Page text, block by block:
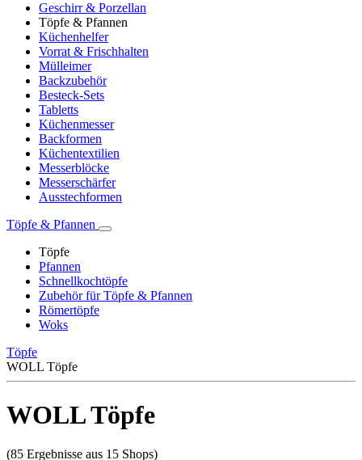
Geschirr & Porzellan
Töpfe & Pfannen
Küchenhelfer
Vorrat & Frischhalten
Mülleimer
Backzubehör
Besteck-Sets
Tabletts
Küchenmesser
Backformen
Küchentextilien
Messerblöcke
Messerschärfer
Ausstechformen
Töpfe & Pfannen
Töpfe
Pfannen
Schnellkochtöpfe
Zubehör für Töpfe & Pfannen
Römertöpfe
Woks
Töpfe
WOLL Töpfe
WOLL Töpfe
(85 Ergebnisse aus 15 Shops)